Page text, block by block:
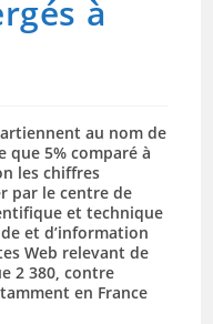
à
au nom de
5% comparé à
les chiffres
par le centre de
et technique
et d’information
Web relevant de
2 380, contre
en France